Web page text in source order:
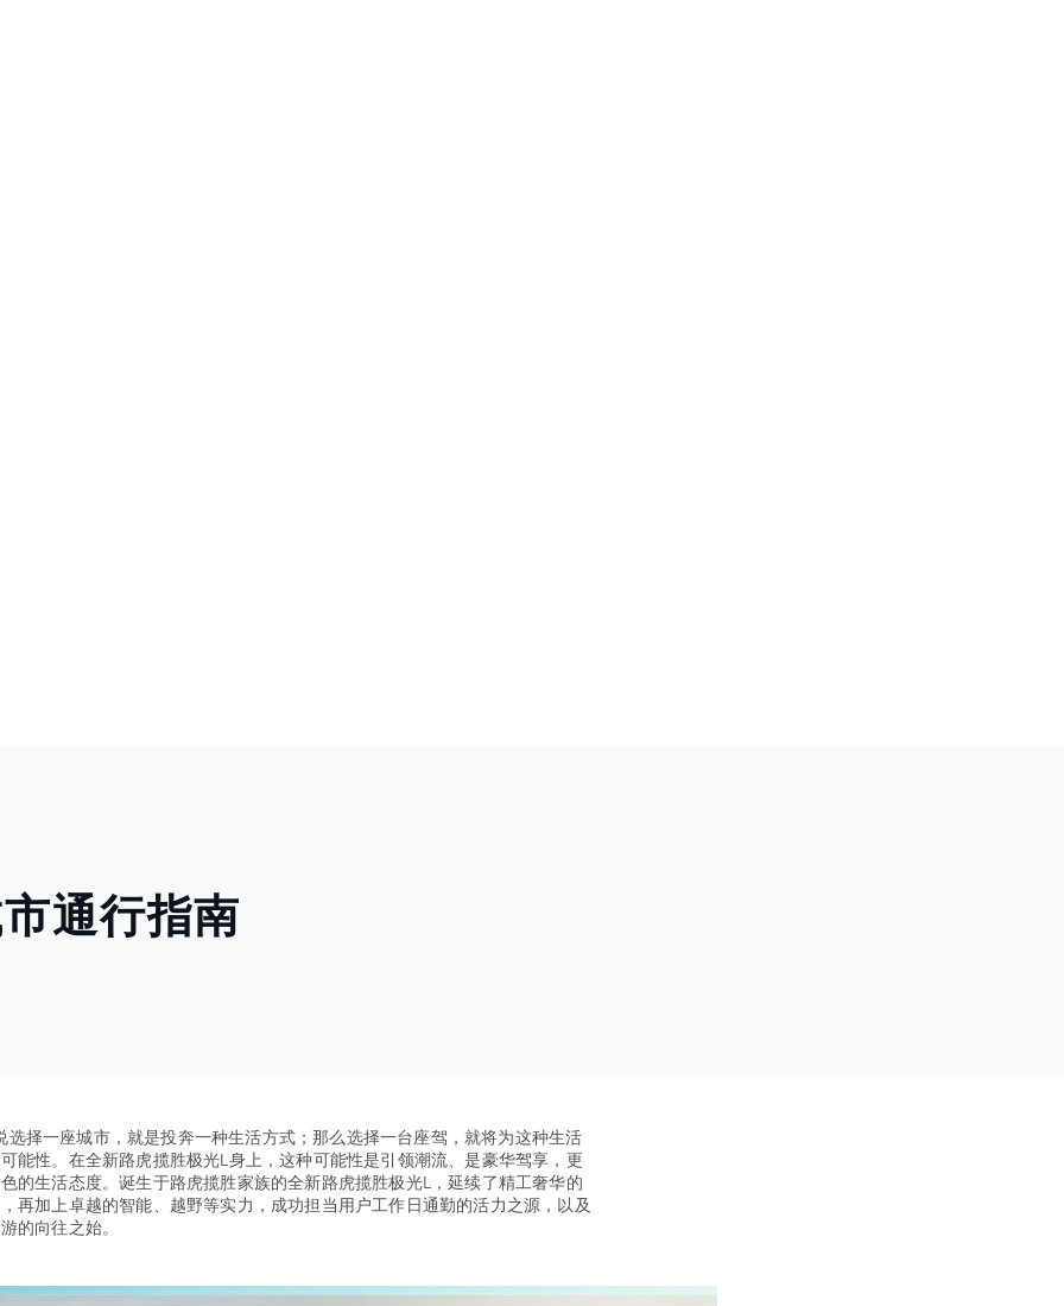
通行指南
一座城市，就是投奔一种生活方式；那么选择一台座驾，就将为这种生活
能性。在全新路虎揽胜极光L身上，这种可能性是引领潮流、是豪华驾享，更
的生活态度。诞生于路虎揽胜家族的全新路虎揽胜极光L，延续了精工奢华的
再加上卓越的智能、越野等实力，成功担当用户工作日通勤的活力之源，以及
的向往之始。